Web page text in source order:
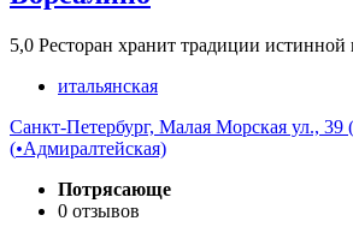
5,0 Ресторан хранит традиции истинной
итальянская
Санкт-Петербург, Малая Морская ул., 39
(•Адмиралтейская)
Потрясающе
0 отзывов